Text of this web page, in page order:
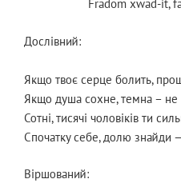
Fradom xwad-it,
Дослівний:
Якщо твоє серце болить,
Якщо душа сохне, темна – не
Сотні, тисячі чоловіків ти
Спочатку себе, долю знайди
Віршований: